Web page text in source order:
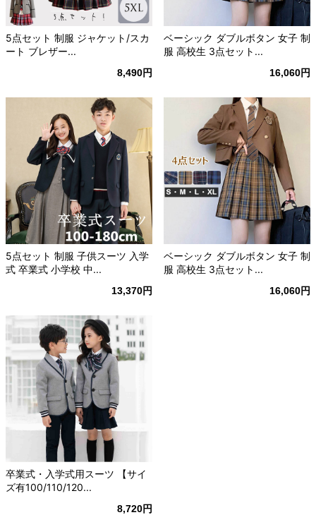
5点セット 制服 ジャケット/スカ
ート ブレザー...
8,490円
ベーシック ダブルボタン 女子 制
服 高校生 3点セット...
16,060円
5点セット 制服 子供スーツ 入学
式 卒業式 小学校 中...
13,370円
ベーシック ダブルボタン 女子 制
服 高校生 3点セット...
16,060円
卒業式・入学式用スーツ 【サイ
ズ有100/110/120...
8,720円